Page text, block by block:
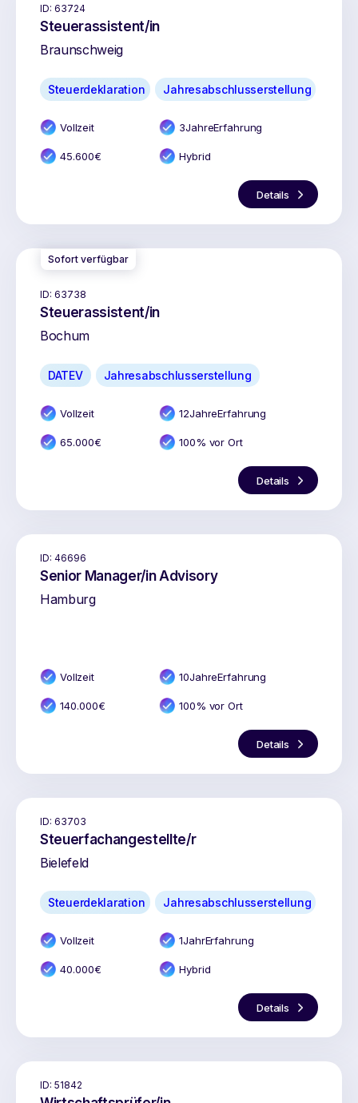
ID: 63724
Steuerassistent/in
Braunschweig
Steuerdeklaration Jahresabschlusserstellung
Vollzeit 3JahreErfahrung
45.600€ Hybrid
Details
Sofort verfügbar
ID: 63738
Steuerassistent/in
Bochum
DATEV Jahresabschlusserstellung
Vollzeit 12JahreErfahrung
65.000€ 100% vor Ort
Details
ID: 46696
Senior Manager/in Advisory
Hamburg
Vollzeit 10JahreErfahrung
140.000€ 100% vor Ort
Details
ID: 63703
Steuerfachangestellte/r
Bielefeld
Steuerdeklaration Jahresabschlusserstellung
Vollzeit 1JahrErfahrung
40.000€ Hybrid
Details
ID: 51842